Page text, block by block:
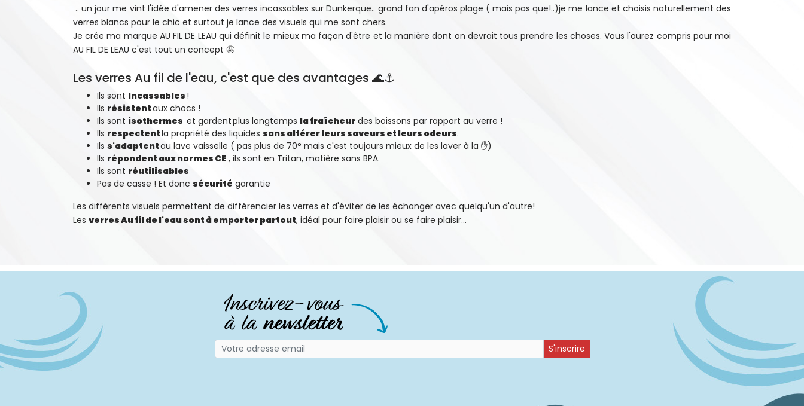
.. un jour me vint l'idée d'amener des verres incassables sur Dunkerque.. grand fan d'apéros plage ( mais pas que!..)je me lance et choisis naturellement des
verres blancs pour le chic et surtout je lance des visuels qui me sont chers.
Je crée ma marque AU FIL DE LEAU qui définit le mieux ma façon d'être et la manière dont on devrait tous prendre les choses. Vous l'aurez compris pour moi
AU FIL DE LEAU c'est tout un concept 🤩
Les verres Au fil de l'eau, c'est que des avantages 🌊⚓
Ils sont Incassables !
Ils résistentaux chocs !
Ils sont isothermes et gardentplus longtemps la fraîcheur des boissons par rapport au verre !
Ils respectentla propriété des liquides sans altérer leurs saveurs et leurs odeurs.
Ils s'adaptentau lave vaisselle ( pas plus de 70° mais c'est toujours mieux de les laver à la ✋)
Ils répondent aux normes CE , ils sont en Tritan, matière sans BPA.
Ils sont réutilisables
Pas de casse ! Et donc sécurité garantie
Les différents visuels permettent de différencier les verres et d'éviter de les échanger avec quelqu'un d'autre!
Les verres Au fil de l'eau sont à emporter partout, idéal pour faire plaisir ou se faire plaisir...
S'inscrire